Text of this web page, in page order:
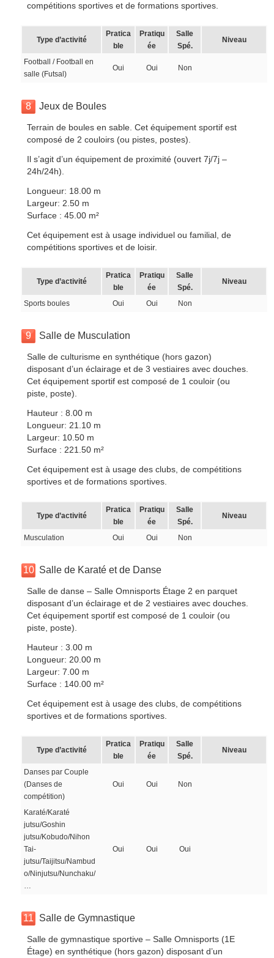
compétitions sportives et de formations sportives.
Type d’activité
Pratica
ble
Pratiqu
ée
Salle
Spé.
Niveau
Football / Football en
salle (Futsal)
Oui Oui Non
8 Jeux de Boules
Terrain de boules en sable. Cet équipement sportif est
composé de 2 couloirs (ou pistes, postes).
Il s’agit d’un équipement de proximité (ouvert 7j/7j –
24h/24h).
Longueur: 18.00 m
Largeur: 2.50 m
Surface : 45.00 m²
Cet équipement est à usage individuel ou familial, de
compétitions sportives et de loisir.
Type d’activité
Pratica
ble
Pratiqu
ée
Salle
Spé.
Niveau
Sports boules Oui Oui Non
9 Salle de Musculation
Salle de culturisme en synthétique (hors gazon)
disposant d’un éclairage et de 3 vestiaires avec douches.
Cet équipement sportif est composé de 1 couloir (ou
piste, poste).
Hauteur : 8.00 m
Longueur: 21.10 m
Largeur: 10.50 m
Surface : 221.50 m²
Cet équipement est à usage des clubs, de compétitions
sportives et de formations sportives.
Type d’activité
Pratica
ble
Pratiqu
ée
Salle
Spé.
Niveau
Musculation Oui Oui Non
10 Salle de Karaté et de Danse
Salle de danse – Salle Omnisports Étage 2 en parquet
disposant d’un éclairage et de 2 vestiaires avec douches.
Cet équipement sportif est composé de 1 couloir (ou
piste, poste).
Hauteur : 3.00 m
Longueur: 20.00 m
Largeur: 7.00 m
Surface : 140.00 m²
Cet équipement est à usage des clubs, de compétitions
sportives et de formations sportives.
Type d’activité
Pratica
ble
Pratiqu
ée
Salle
Spé.
Niveau
Danses par Couple
(Danses de
compétition)
Oui Oui Non
Karaté/Karaté
jutsu/Goshin
jutsu/Kobudo/Nihon
Tai-
jutsu/Taijitsu/Nambud
o/Ninjutsu/Nunchaku/
…
Oui Oui Oui
11 Salle de Gymnastique
Salle de gymnastique sportive – Salle Omnisports (1E
Étage) en synthétique (hors gazon) disposant d’un